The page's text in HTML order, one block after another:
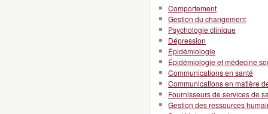
Comportement
Gestion du changement
Psychologie clinique
Dépression
Épidémiologie
Épidémiologie et médecine
Communications en santé
Communications en matière
Fournisseurs de services de
Gestion des ressources